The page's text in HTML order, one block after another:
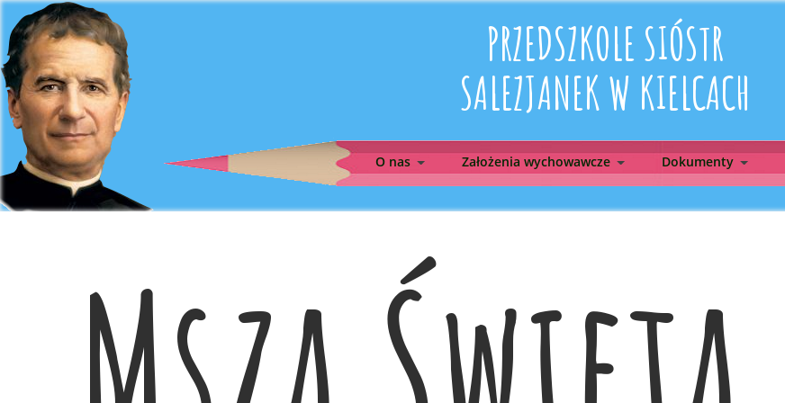
PRZEDSZKOLE SIÓSTR
SALEZJANEK W KIELCACH
O nas Założenia wychowawcze Dokumenty